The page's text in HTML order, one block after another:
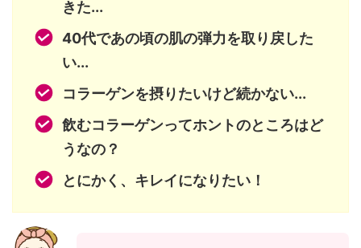
きた...
40代であの頃の肌の弾力を取り戻した
い...
コラーゲンを摂りたいけど続かない...
飲むコラーゲンってホントのところはど
うなの？
とにかく、キレイになりたい！